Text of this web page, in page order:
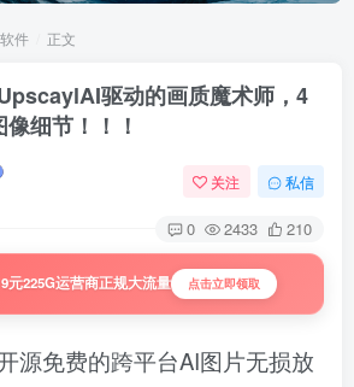
件 正文
驱动的画质魔术师，4
细节！！！
关注 私信
0 2433 210
元225G运营商正规大流量 点击立即领取
源免费的跨平台AI图片无损放